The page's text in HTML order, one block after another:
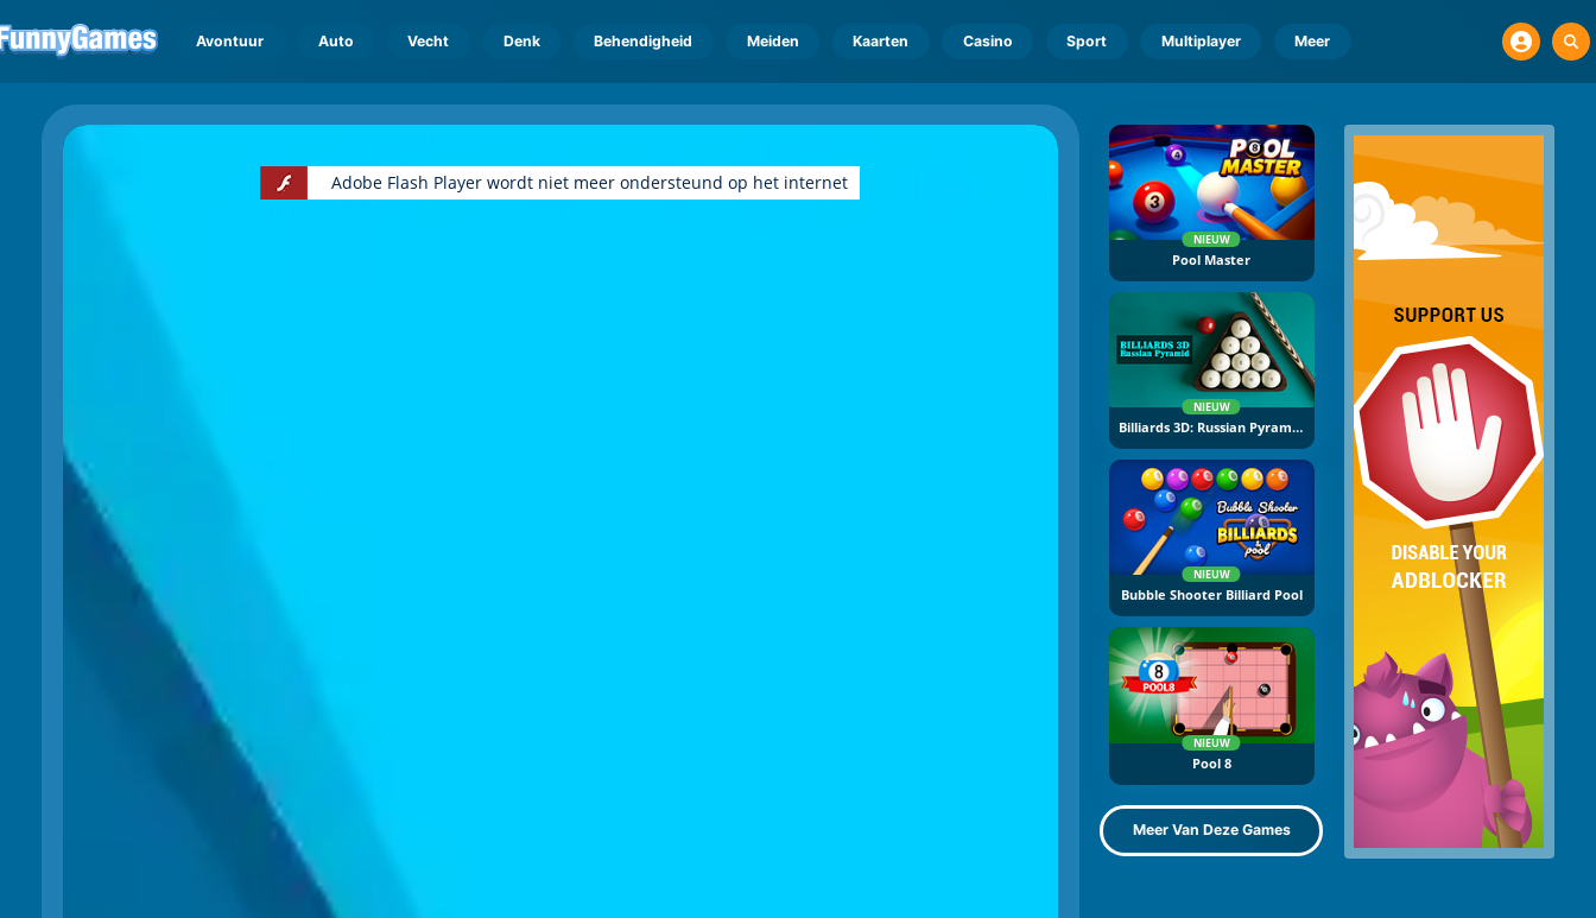
Avontuur Auto Vecht Denk Behendigheid Meiden Kaarten Casino Sport Multiplayer Meer
Adobe Flash Player wordt niet meer ondersteund op het internet
NIEUW
Pool Master
NIEUW
Billiards 3D: Russian Pyramid
NIEUW
Bubble Shooter Billiard Pool
NIEUW
Pool 8
Meer Van Deze Games